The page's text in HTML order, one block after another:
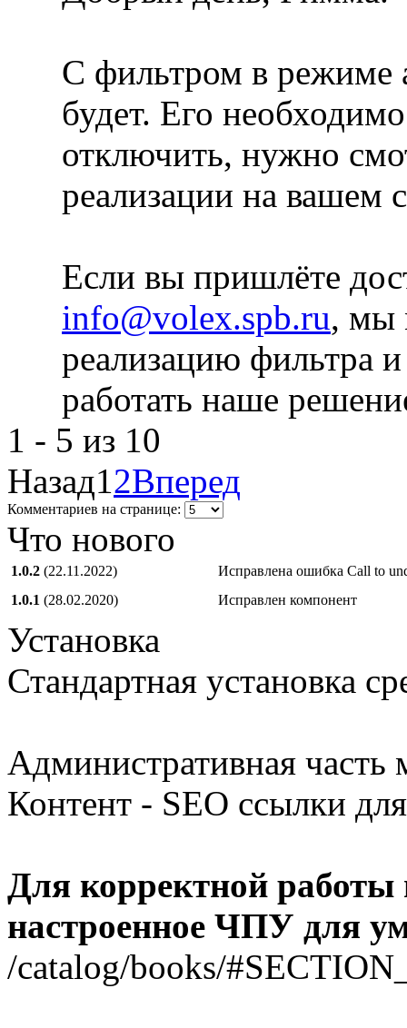
С фильтром в режиме
будет. Его
отключить, нужно
реализации на вашем
Если вы пришлёте
info@volex.spb.ru, мы
реализацию фильтра и
работать наше
1 - 5 из 10
Назад12Вперед
Комментариев на странице:
Что нового
1.0.2 (22.11.2022)
Исправлена ошибка Call to
1.0.1 (28.02.2020) Исправлен компонент
Установка
Стандартная установка
Административная часть
Контент - SEO ссылки
Для корректной работы
настроенное ЧПУ для
/catalog/books/